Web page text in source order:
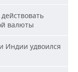
валюты
Индии удвоился